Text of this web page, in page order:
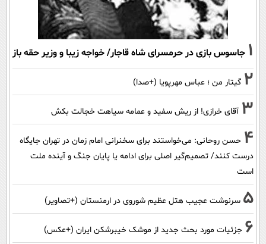
1 جاسوس بازی در حرمسرای شاه قاجار/ خواجه زیبا و وزیر حقه باز
2 گیتار من ؛ عباس مهرپویا (+صدا)
3 آقای خرازی! از ریش سفید و عمامه سیاهت خجالت بکش
4 حسن روحانی: می‌خواستند برای سخنرانی امام زمان در تهران جایگاه
درست کنند/ تصمیم‌گیر اصلی برای ادامه یا پایان جنگ و آینده ملت
است
5 سرنوشت عجیب هتل عظیم شوروی در ارمنستان (+تصاویر)
6 جزئیات مورد بحث جدید از موشک خیبرشکن ایران (+عکس)